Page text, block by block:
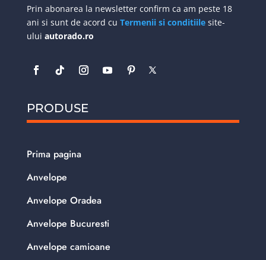
Prin abonarea la newsletter confirm ca am peste 18
ani si sunt de acord cu Termenii si conditiilesite-
ului autorado.ro
PRODUSE
Prima pagina
Anvelope
Anvelope Oradea
Anvelope Bucuresti
Anvelope camioane